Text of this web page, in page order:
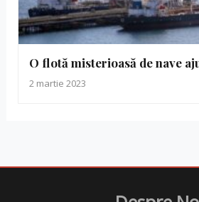
O flotă misterioasă de nave
2 martie 2023